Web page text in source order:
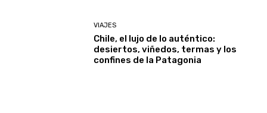
VIAJES
Chile, el lujo de lo auténtico:
desiertos, viñedos, termas y los
confines de la Patagonia